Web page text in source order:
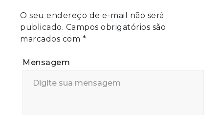
O seu endereço de e-mail não será
publicado. Campos obrigatórios são
marcados com *
Mensagem